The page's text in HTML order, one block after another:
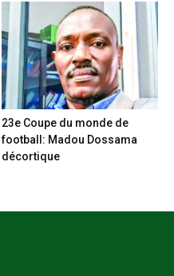
23e Coupe du monde de
football: Madou Dossama
décortique